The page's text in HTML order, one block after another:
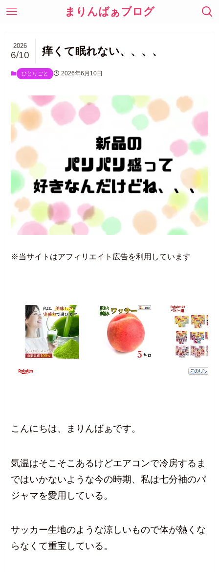
まりんばぁブログ
痒くて眠れない、、、、
2026
6/10
ひとりごと 2026年6月10日
※当サイトはアフィリエイト広告を利用しています
こんにちは、まりんばぁです。
気温はそこそこあるけどエアコンで冷房するま
ではいかないような今の時期、私は七分袖のパ
ジャマを愛用している。
サッカー生地のような涼しいもので体が熱くな
らなくて重宝している。